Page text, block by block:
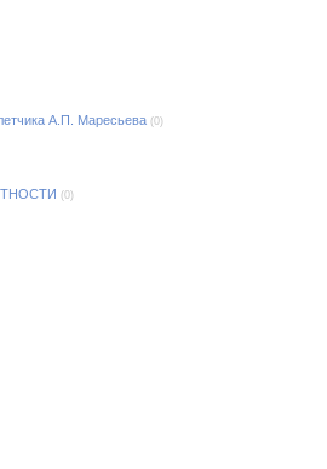
А.П. Маресьева (0)
(0)